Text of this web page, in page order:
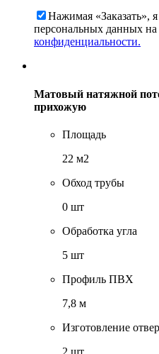
Нажимая «Заказать»,
персональных данных на
конфиденциальности.
Матовый натяжной
прихожую
Площадь
22 м2
Обход трубы
0 шт
Обработка угла
5 шт
Профиль ПВХ
7,8 м
Изготовление
2 шт